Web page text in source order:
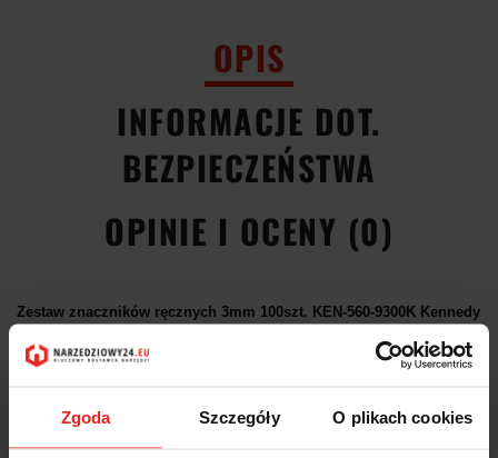
Zgoda Szczegóły O plikach cookies
OPIS
INFORMACJE DOT.
BEZPIECZEŃSTWA
OPINIE I OCENY (0)
Zestaw znaczników ręcznych 3mm 100szt. KEN-560-9300K Kennedy
Ten zestaw czcionek zawiera precyzyjnie wykonane stemple
dziesięciu czystych jednolitych odcisków za jednym uderzeniem, dzięki